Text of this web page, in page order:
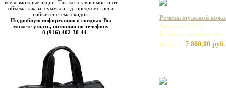
всевозможные акции. Так же в зависимости от
объема заказа, суммы и т.д. предусмотрена
гибкая система скидок.
Подробную информацию о скидках Вы
можете узнать, позвонив по телефону
8 (916) 402-30-44
Ремень мужской
Артикул: 3332
Базовая единица: шт
Цена:
7 800,00 руб.